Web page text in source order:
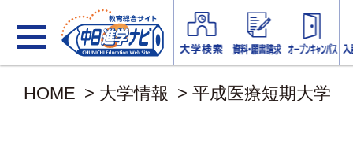
HOME > 大学情報 > 平成医療短期大学